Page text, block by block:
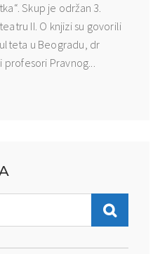
Skup je održan 3.
II. O knjizi su govorili
u Beogradu, dr
profesori Pravnog...